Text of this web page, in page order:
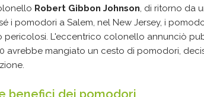
Robert Gibbon Johnson, di ritorno da
i pomodori a Salem, nel New Jersey, i
pericolosi. L'eccentrico colonello annunciò
avrebbe mangiato un cesto di pomodori,
benefici dei pomodori